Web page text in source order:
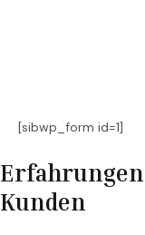
[sibwp_form id=1]
Kunden